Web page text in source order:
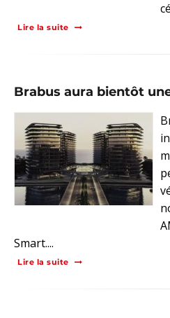
Lire la suite
Brabus aura bientôt
Smart....
Lire la suite